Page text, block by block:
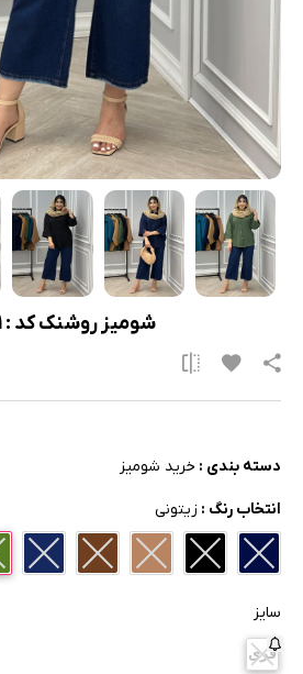
شومیز روشنک کد : 10701
دسته بندی : خرید شومیز
انتخاب رنگ : زیتونی
سایز
فری